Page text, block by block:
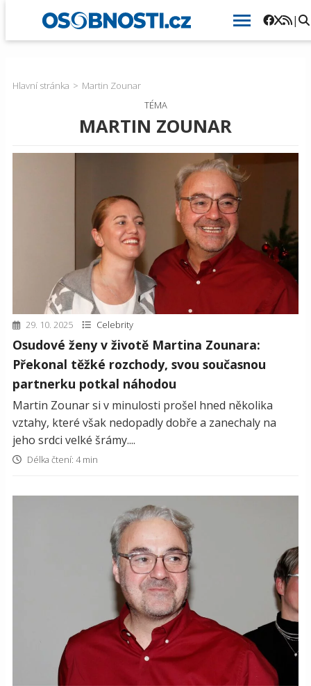
|
Hlavní stránka
Martin Zounar
TÉMA
MARTIN ZOUNAR
29. 10. 2025 Celebrity
Osudové ženy v životě Martina Zounara:
Překonal těžké rozchody, svou současnou
partnerku potkal náhodou
Martin Zounar si v minulosti prošel hned několika
vztahy, které však nedopadly dobře a zanechaly na
jeho srdci velké šrámy....
Délka čtení: 4 min